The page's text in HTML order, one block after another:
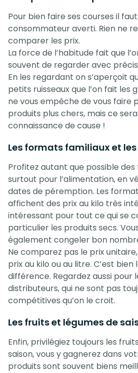
Pour bien faire ses courses il
consommateur averti. Rien ne
comparer les prix.
La force de l’habitude fait que
souvent de regarder avec
En les regardant on s’aperçoit
petits ruisseaux que l’on fait les
ne vous empêche de vous faire
produits plus chers, mais ce
connaissance de cause !
Les formats familiaux et
Profitez autant que possible
surtout pour l’alimentation, en
dates de péremption. Les
affichent des prix au kilo très
intéressant pour tout ce qui se
particulier les produits secs.
également congeler bon
Ne comparez pas le prix
prix au kilo ou au litre. C’est
différence. Regardez aussi pour
distributeurs, qui ne sont pas
compétitives qu’on le croit.
Les fruits et légumes de
Enfin, privilégiez toujours les
saison, vous y gagnerez dans
produits sont souvent biens